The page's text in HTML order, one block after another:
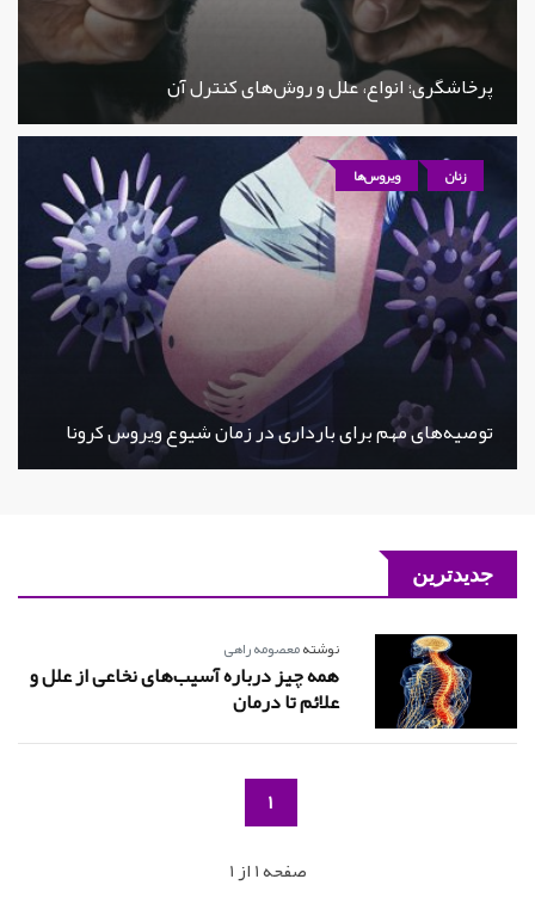
پرخاشگری؛ انواع، علل و روش‌های کنترل آن
زنان ویروس‌ها
توصیه‌های مهم برای بارداری در زمان شیوع ویروس کرونا
جدیدترین
نوشتهمعصومه راهی
همه چیز درباره آسیب‌های نخاعی از علل و
علائم تا درمان
1
صفحه 1 از 1